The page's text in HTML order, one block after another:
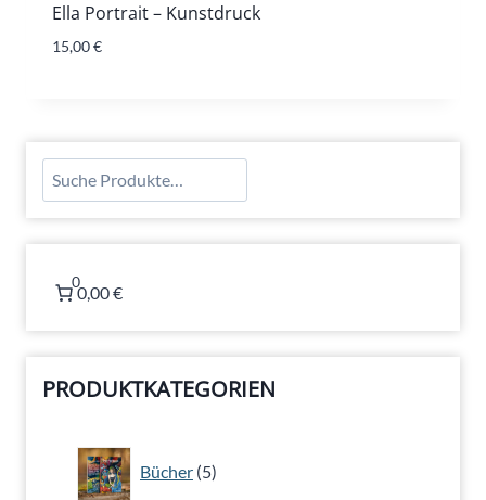
Ella Portrait – Kunstdruck
15,00€
Suchen
0
0,00 €
PRODUKTKATEGORIEN
Bücher 5
Produkte